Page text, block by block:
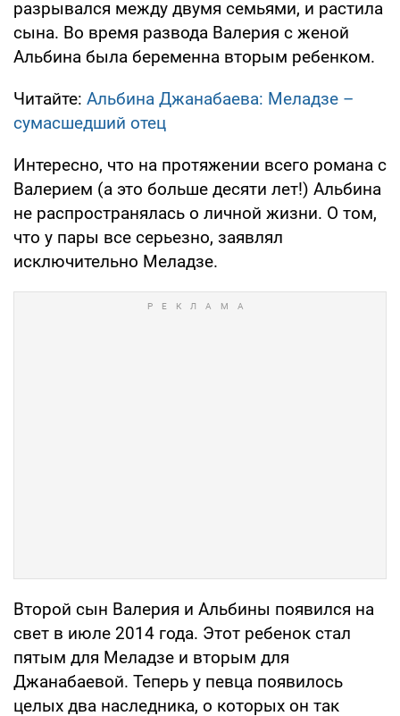
разрывался между двумя семьями, и растила
сына. Во время развода Валерия с женой
Альбина была беременна вторым ребенком.
Читайте: Альбина Джанабаева: Меладзе –
сумасшедший отец
Интересно, что на протяжении всего романа с
Валерием (а это больше десяти лет!) Альбина
не распространялась о личной жизни. О том,
что у пары все серьезно, заявлял
исключительно Меладзе.
Второй сын Валерия и Альбины появился на
свет в июле 2014 года. Этот ребенок стал
пятым для Меладзе и вторым для
Джанабаевой. Теперь у певца появилось
целых два наследника, о которых он так